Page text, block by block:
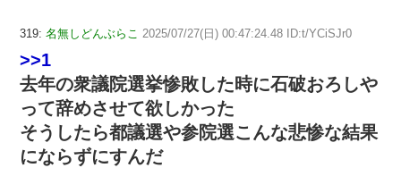
319: 名無しどんぶらこ 2025/07/27(日) 00:47:24.48 ID:t/YCiSJr0
>>1
去年の衆議院選挙惨敗した時に石破おろしや
って辞めさせて欲しかった
そうしたら都議選や参院選こんな悲惨な結果
にならずにすんだ